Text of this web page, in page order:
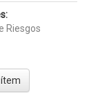
Riesgos